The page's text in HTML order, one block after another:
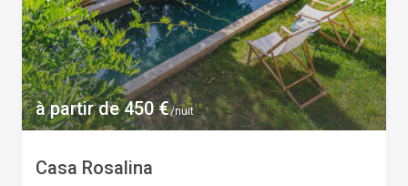
à partir de 450 €/nuit
Casa Rosalina